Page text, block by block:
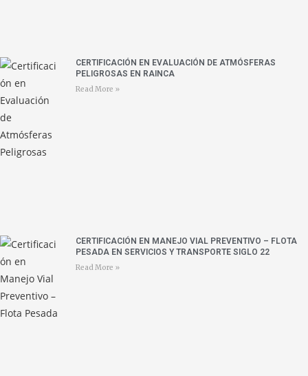
CERTIFICACIÓN EN EVALUACIÓN DE ATMÓSFERAS
PELIGROSAS EN RAINCA
Read More »
CERTIFICACIÓN EN MANEJO VIAL PREVENTIVO – FLOTA
PESADA EN SERVICIOS Y TRANSPORTE SIGLO 22
Read More »